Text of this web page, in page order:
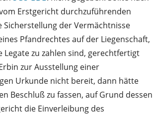
Erstgericht durchzuführenden
Sicherstellung der Vermächtnisse
Pfandrechtes auf der Liegenschaft,
Legate zu zahlen sind, gerechtfertigt
zur Ausstellung einer
Urkunde nicht bereit, dann hätte
Beschluß zu fassen, auf Grund dessen
die Einverleibung des